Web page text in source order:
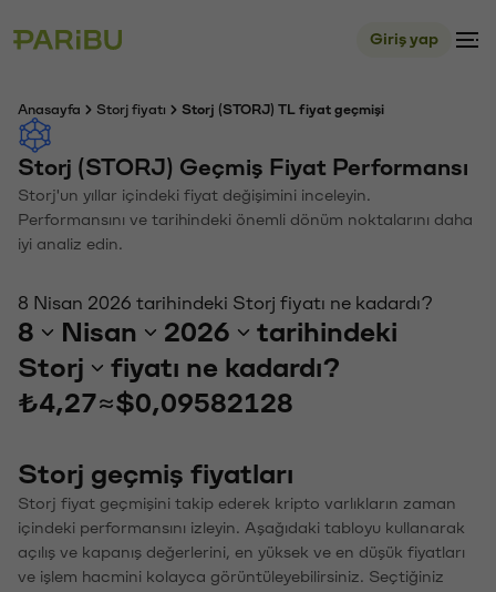
Giriş yap
Anasayfa Storj fiyatı Storj (STORJ) TL fiyat geçmişi
Storj (STORJ) Geçmiş Fiyat Performansı
Storj'un yıllar içindeki fiyat değişimini inceleyin.
Performansını ve tarihindeki önemli dönüm noktalarını daha
iyi analiz edin.
8 Nisan 2026 tarihindeki Storj fiyatı ne kadardı?
8 Nisan 2026
tarihindeki
Storj
fiyatı ne kadardı?
₺4,27≈$0,09582128
Storj geçmiş fiyatları
Storj fiyat geçmişini takip ederek kripto varlıkların zaman
içindeki performansını izleyin. Aşağıdaki tabloyu kullanarak
açılış ve kapanış değerlerini, en yüksek ve en düşük fiyatları
ve işlem hacmini kolayca görüntüleyebilirsiniz. Seçtiğiniz